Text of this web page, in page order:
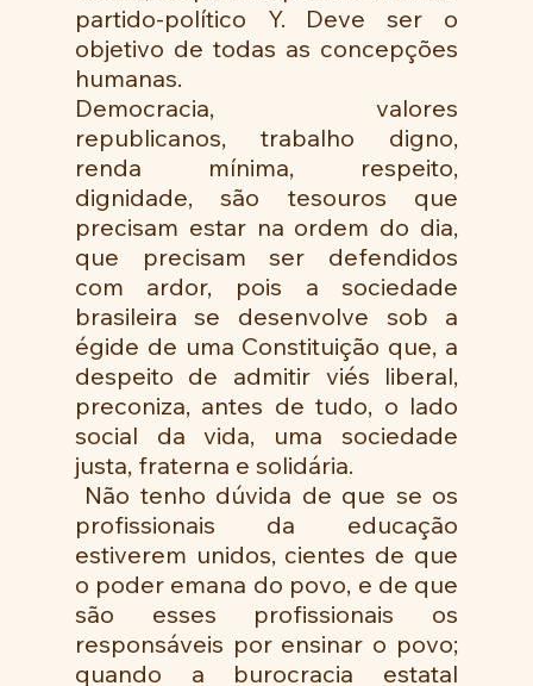
partido-político Y. Deve ser o
objetivo de todas as concepções
humanas.
Democracia, valores
republicanos, trabalho digno,
renda mínima, respeito,
dignidade, são tesouros que
precisam estar na ordem do dia,
que precisam ser defendidos
com ardor, pois a sociedade
brasileira se desenvolve sob a
égide de uma Constituição que, a
despeito de admitir viés liberal,
preconiza, antes de tudo, o lado
social da vida, uma sociedade
justa, fraterna e solidária.
profissionais da educação
estiverem unidos, cientes de que
o poder emana do povo, e de que
são esses profissionais os
responsáveis por ensinar o povo;
quando a burocracia estatal